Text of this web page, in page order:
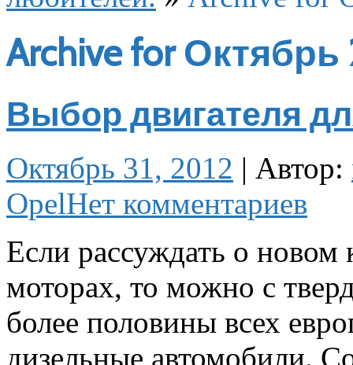
Archive for Октябрь
Выбор двигателя
Октябрь 31, 2012 | Автор:
OpelНет комментариев
Если рассуждать о новом
моторах, то можно с
более половины всех
дизельные автомобили.